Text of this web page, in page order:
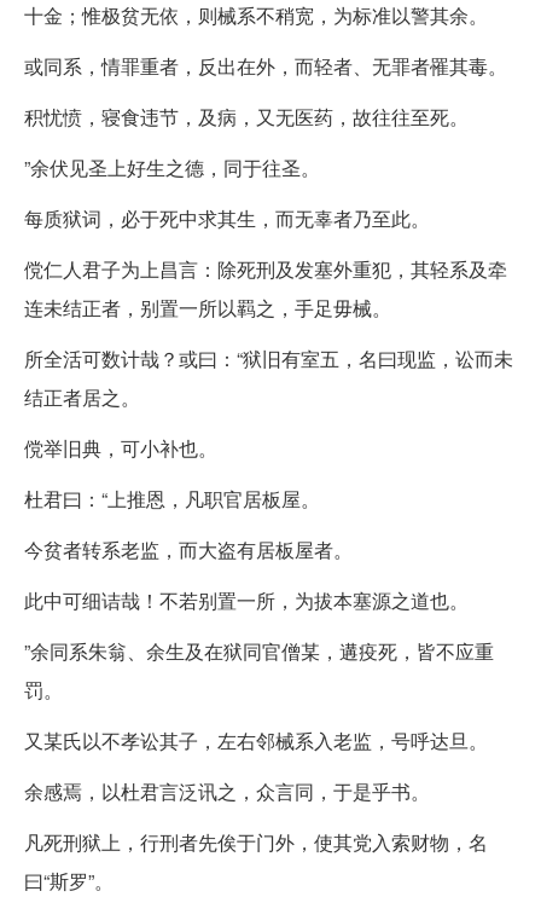
十金；惟极贫无依，则械系不稍宽，为标准以警其余。
或同系，情罪重者，反出在外，而轻者、无罪者罹其毒。
积忧愤，寝食违节，及病，又无医药，故往往至死。
”余伏见圣上好生之德，同于往圣。
每质狱词，必于死中求其生，而无辜者乃至此。
傥仁人君子为上昌言：除死刑及发塞外重犯，其轻系及牵
连未结正者，别置一所以羁之，手足毋械。
所全活可数计哉？或曰：“狱旧有室五，名曰现监，讼而未
结正者居之。
傥举旧典，可小补也。
杜君曰：“上推恩，凡职官居板屋。
今贫者转系老监，而大盗有居板屋者。
此中可细诘哉！不若别置一所，为拔本塞源之道也。
”余同系朱翁、余生及在狱同官僧某，遘疫死，皆不应重
罚。
又某氏以不孝讼其子，左右邻械系入老监，号呼达旦。
余感焉，以杜君言泛讯之，众言同，于是乎书。
凡死刑狱上，行刑者先俟于门外，使其党入索财物，名
曰“斯罗”。